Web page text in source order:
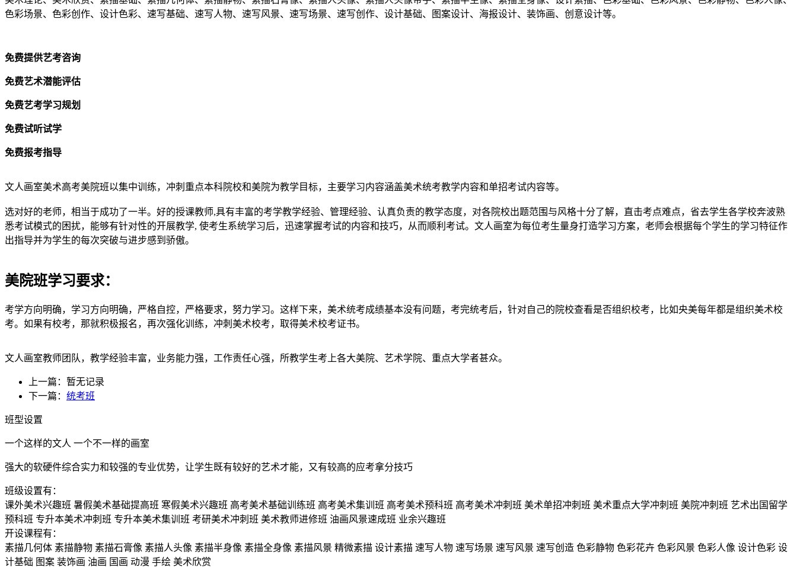
色彩场景、色彩创作、设计色彩、速写基础、速写人物、速写风景、速写场景、速写创作、设计基础、图案设计、海报设计、装饰画、创意设计等。
免费提供艺考咨询
免费艺术潜能评估
免费艺考学习规划
免费试听试学
免费报考指导
文人画室美术高考美院班以集中训练，冲刺重点本科院校和美院为教学目标，主要学习内容涵盖美术统考教学内容和单招考试内容等。
选对好的老师，相当于成功了一半。好的授课教师,具有丰富的考学教学经验、管理经验、认真负责的教学态度，对各院校出题范围与风格十分了解，直击考点难点，省去学生各学校奔波熟
悉考试模式的困扰，能够有针对性的开展教学, 使考生系统学习后，迅速掌握考试的内容和技巧，从而顺利考试。文人画室为每位考生量身打造学习方案，老师会根据每个学生的学习特征作
出指导并为学生的每次突破与进步感到骄傲。
美院班学习要求：
考学方向明确，学习方向明确，严格自控，严格要求，努力学习。这样下来，美术统考成绩基本没有问题，考完统考后，针对自己的院校查看是否组织校考，比如央美每年都是组织美术校
考。如果有校考，那就积极报名，再次强化训练，冲刺美术校考，取得美术校考证书。
文人画室教师团队，教学经验丰富，业务能力强，工作责任心强，所教学生考上各大美院、艺术学院、重点大学者甚众。
上一篇：暂无记录
下一篇： 统考班
班型设置
一个这样的文人 一个不一样的画室
强大的软硬件综合实力和较强的专业优势，让学生既有较好的艺术才能，又有较高的应考拿分技巧
班级设置有：
课外美术兴趣班 暑假美术基础提高班 寒假美术兴趣班 高考美术基础训练班 高考美术集训班 高考美术预科班 高考美术冲刺班 美术单招冲刺班 美术重点大学冲刺班 美院冲刺班 艺术出国留学
预科班 专升本美术冲刺班 专升本美术集训班 考研美术冲刺班 美术教师进修班 油画风景速成班 业余兴趣班
开设课程有：
素描几何体 素描静物 素描石膏像 素描人头像 素描半身像 素描全身像 素描风景 精微素描 设计素描 速写人物 速写场景 速写风景 速写创造 色彩静物 色彩花卉 色彩风景 色彩人像 设计色彩 设
计基础 图案 装饰画 油画 国画 动漫 手绘 美术欣赏